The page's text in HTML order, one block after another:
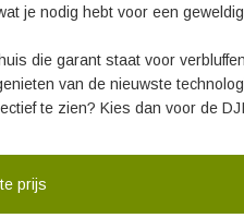
je nodig hebt voor een
die garant staat voor
van de nieuwste
te zien? Kies dan voor de
prijs